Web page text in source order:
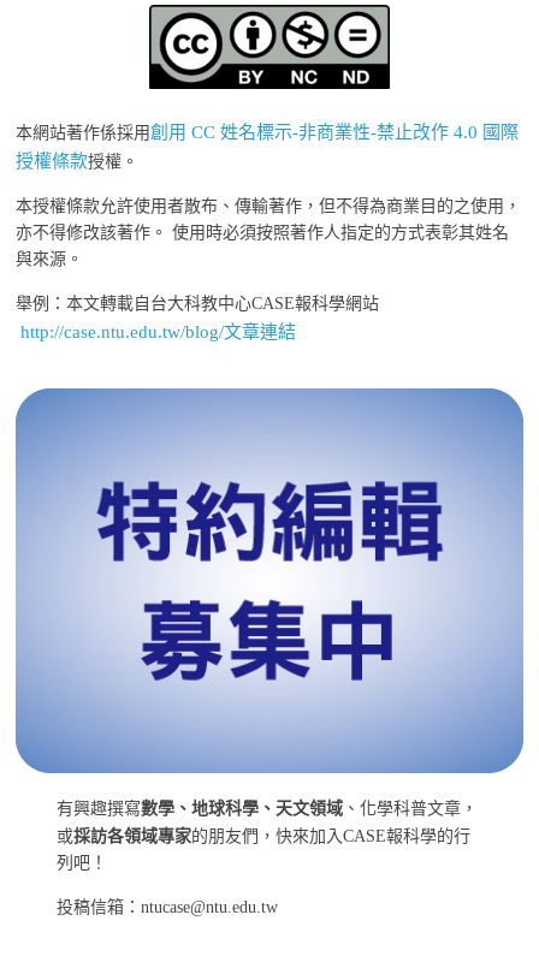
本網站著作係採用創用 CC 姓名標示-非商業性-禁止改作 4.0 國際
授權條款授權。
本授權條款允許使用者散布、傳輸著作，但不得為商業目的之使用，
亦不得修改該著作。 使用時必須按照著作人指定的方式表彰其姓名
與來源。
舉例：本文轉載自台大科教中心CASE報科學網站
http://case.ntu.edu.tw/blog/文章連結
有興趣撰寫數學、地球科學、天文領域 、化學科普文章，
或採訪各領域專家的朋友們，快來加入CASE報科學的行
列吧！
投稿信箱：ntucase@ntu.edu.tw